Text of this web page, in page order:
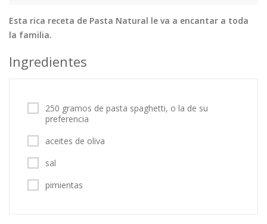
Tortas Vegetales
Vegetarian…
Tips y Trucos
Entrar / Registrarse
Esta rica receta de Pasta Natural le va a encantar a toda
la familia.
Ingredientes
250 gramos de pasta spaghetti, o la de su
preferencia
aceites de oliva
sal
pimientas